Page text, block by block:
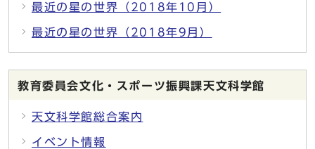
最近の星の世界（2018年10月）
最近の星の世界（2018年9月）
教育委員会文化・スポーツ振興課天文科学館
天文科学館総合案内
イベント情報